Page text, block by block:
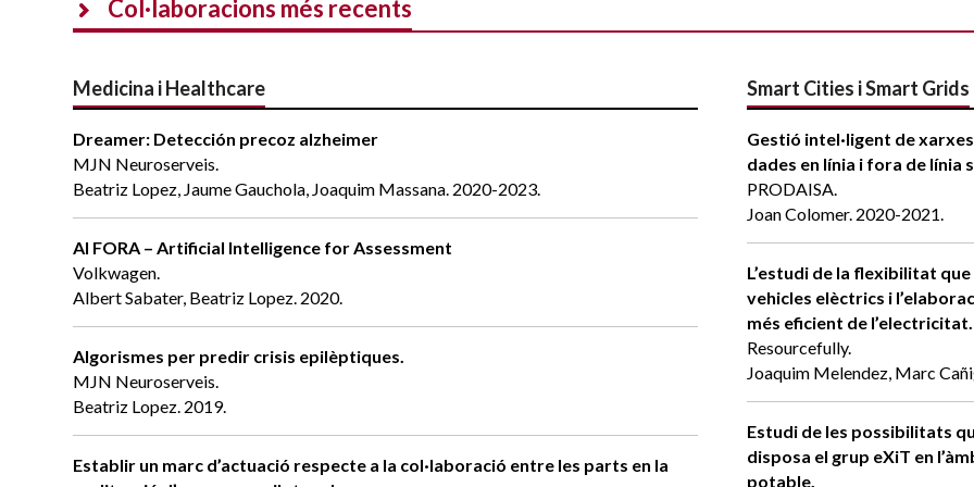
Col·laboracions més recents
Medicina i Healthcare
Dreamer: Detección precoz alzheimer
MJN Neuroserveis.
Beatriz Lopez, Jaume Gauchola, Joaquim Massana. 2020-2023.
AI FORA – Artificial Intelligence for Assessment
Volkwagen.
Albert Sabater, Beatriz Lopez. 2020.
Algorismes per predir crisis epilèptiques.
MJN Neuroserveis.
Beatriz Lopez. 2019.
Establir un marc d’actuació respecte a la col·laboració entre les parts en la
Smart Cities i Smart Grids
Gestió intel·ligent de
dades en línia i fora de línia
PRODAISA.
Joan Colomer. 2020-2021.
L’estudi de la flexibilitat
vehicles elèctrics i
més eficient de l’electricitat.
Resourcefully.
Joaquim Melendez, Marc
Estudi de les possibilitats
disposa el grup eXiT en
potable.